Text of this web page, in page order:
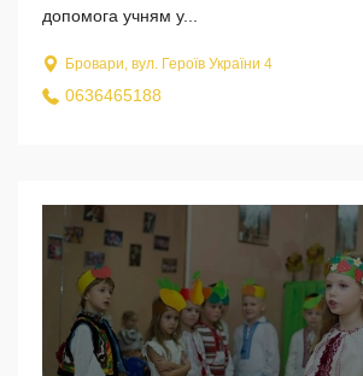
допомога учням у...
Бровари, вул. Героїв України 4
0636465188